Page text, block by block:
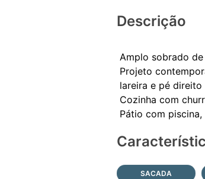
Descrição
Amplo sobrado
Projeto
lareira e pé direito
Cozinha com
SACADA